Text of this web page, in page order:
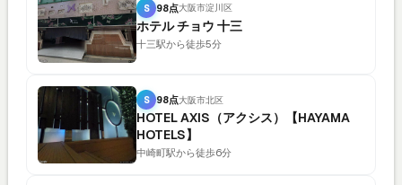
S 98点大阪市淀川区
ホテル チョウ 十三
十三駅から徒歩5分
S 98点大阪市北区
HOTEL AXIS（アクシス）【HAYAMA
HOTELS】
中崎町駅から徒歩6分